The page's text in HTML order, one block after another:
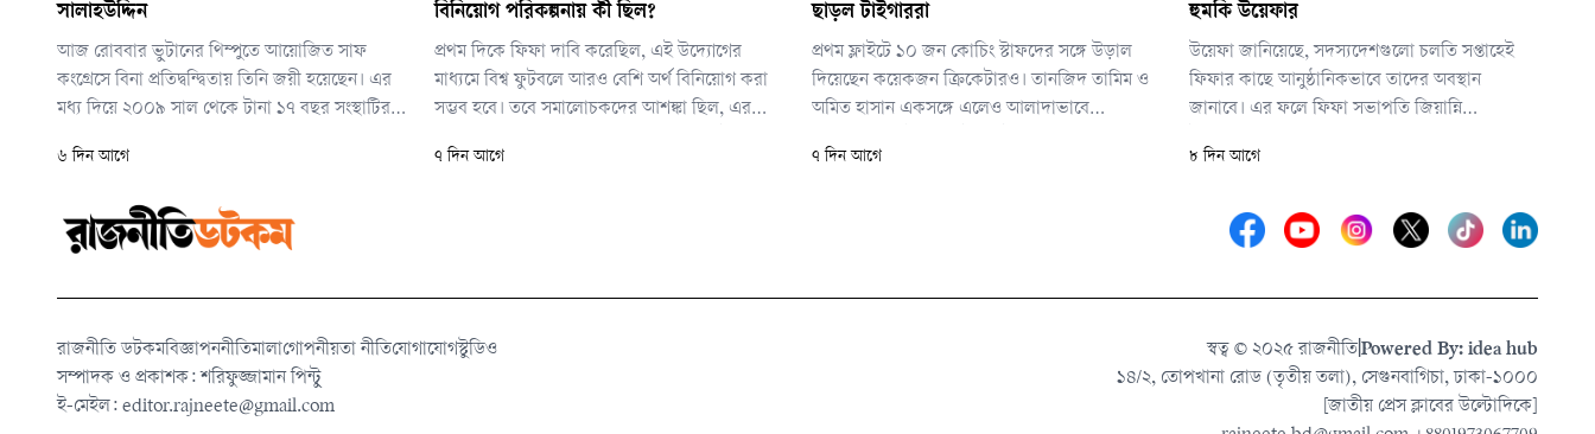
সালাহউদ্দিন
আজ রোববার ভুটানের থিম্পুতে আয়োজিত সাফ
কংগ্রেসে বিনা প্রতিদ্বন্দ্বিতায় তিনি জয়ী হয়েছেন। এর
মধ্য দিয়ে ২০০৯ সাল থেকে টানা ১৭ বছর সংস্থাটির
৬ দিন আগে
বিনিয়োগ পরিকল্পনায় কী ছিল?
প্রথম দিকে ফিফা দাবি করেছিল, এই উদ্যোগের
মাধ্যমে বিশ্ব ফুটবলে আরও বেশি অর্থ বিনিয়োগ করা
সম্ভব হবে। তবে সমালোচকদের আশঙ্কা ছিল, এর
সম্পদের ওপর বেসরকারি বিনিয়োগকারীদের
৭ দিন আগে
ছাড়ল টাইগাররা
প্রথম ফ্লাইটে ১০ জন কোচিং স্টাফদের সঙ্গে উড়াল
দিয়েছেন কয়েকজন ক্রিকেটারও। তানজিদ তামিম ও
অমিত হাসান একসঙ্গে এলেও আলাদাভাবে
রহিম, খালেদ আহমেদ ও সাদমান ইসলাম। প্রিয়
৭ দিন আগে
হুমকি উয়েফার
উয়েফা জানিয়েছে, সদস্যদেশগুলো চলতি সপ্তাহেই
ফিফার কাছে আনুষ্ঠানিকভাবে তাদের অবস্থান
জানাবে। এর ফলে ফিফা সভাপতি জিয়ান্নি
৮ দিন আগে
রাজনীতি ডটকমবিজ্ঞাপননীতিমালাগোপনীয়তা নীতিযোগাযোগস্টুডিও
সম্পাদক ও প্রকাশক: শরিফুজ্জামান পিন্টু
ই-মেইল: editor.rajneete@gmail.com
স্বত্ব © ২০২৫ রাজনীতিPowered By: idea hub
১৪/২, তোপখানা রোড (তৃতীয় তলা), সেগুনবাগিচা, ঢাকা-১০০০
[জাতীয় প্রেস ক্লাবের উল্টোদিকে]